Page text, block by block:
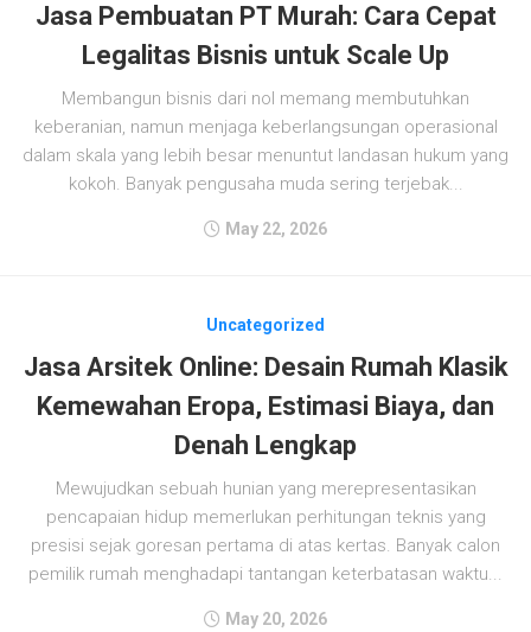
Jasa Pembuatan PT Murah: Cara Cepat
Legalitas Bisnis untuk Scale Up
Membangun bisnis dari nol memang membutuhkan
keberanian, namun menjaga keberlangsungan operasional
dalam skala yang lebih besar menuntut landasan hukum yang
kokoh. Banyak pengusaha muda sering terjebak...
May 22, 2026
Uncategorized
Jasa Arsitek Online: Desain Rumah Klasik
Kemewahan Eropa, Estimasi Biaya, dan
Denah Lengkap
Mewujudkan sebuah hunian yang merepresentasikan
pencapaian hidup memerlukan perhitungan teknis yang
presisi sejak goresan pertama di atas kertas. Banyak calon
pemilik rumah menghadapi tantangan keterbatasan waktu...
May 20, 2026